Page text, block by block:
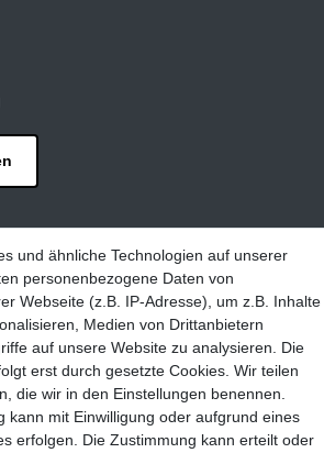
Allmendingen, Deutschland
und ähnliche Technologien auf unserer
personenbezogene Daten von
Webseite (z.B. IP-Adresse), um z.B. Inhalte
Medien von Drittanbietern
auf unsere Website zu analysieren. Die
erst durch gesetzte Cookies. Wir teilen
die wir in den Einstellungen benennen.
kann mit Einwilligung oder aufgrund eines
erfolgen. Die Zustimmung kann erteilt oder